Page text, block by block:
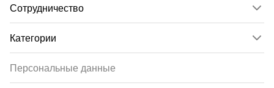
Сотрудничество
Категории
Персональные данные